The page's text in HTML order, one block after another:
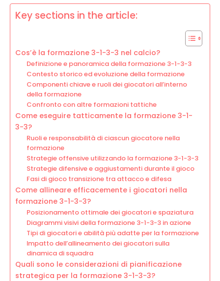
Key sections in the article:
Cos’è la formazione 3-1-3-3 nel calcio?
Definizione e panoramica della formazione 3-1-3-3
Contesto storico ed evoluzione della formazione
Componenti chiave e ruoli dei giocatori all’interno
della formazione
Confronto con altre formazioni tattiche
Come eseguire tatticamente la formazione 3-1-
3-3?
Ruoli e responsabilità di ciascun giocatore nella
formazione
Strategie offensive utilizzando la formazione 3-1-3-3
Strategie difensive e aggiustamenti durante il gioco
Fasi di gioco transizione tra attacco e difesa
Come allineare efficacemente i giocatori nella
formazione 3-1-3-3?
Posizionamento ottimale dei giocatori e spaziatura
Diagrammi visivi della formazione 3-1-3-3 in azione
Tipi di giocatori e abilità più adatte per la formazione
Impatto dell’allineamento dei giocatori sulla
dinamica di squadra
Quali sono le considerazioni di pianificazione
strategica per la formazione 3-1-3-3?